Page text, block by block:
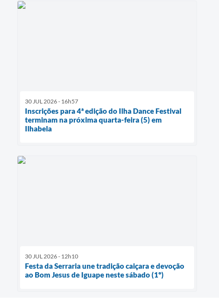
30 JUL 2026 - 16h57
Inscrições para 4ª edição do Ilha Dance Festival
terminam na próxima quarta-feira (5) em
Ilhabela
30 JUL 2026 - 12h10
Festa da Serraria une tradição caiçara e devoção
ao Bom Jesus de Iguape neste sábado (1º)